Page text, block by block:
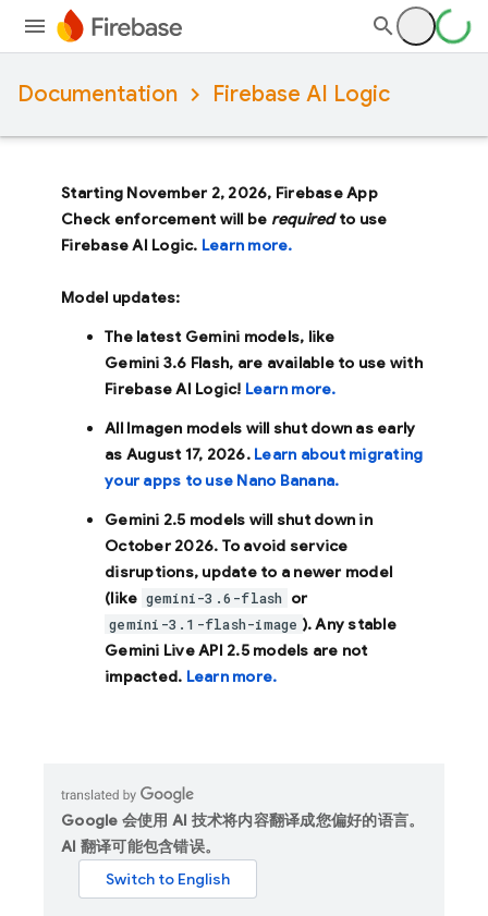
Documentation Firebase AI Logic
Starting November 2, 2026, Firebase App
Check enforcement will be requiredto use
Firebase AI Logic. Learn more.
Model updates:
The latest Gemini models, like
Gemini 3.6 Flash, are available to use with
Firebase AI Logic! Learn more.
All Imagen models will shut down as early
as August 17, 2026. Learn about migrating
your apps to use Nano Banana.
Gemini 2.5 models will shut down in
October 2026. To avoid service
disruptions, update to a newer model
(like gemini-3.6-flash or
gemini-3.1-flash-image ). Any stable
Gemini Live API 2.5 models are not
impacted. Learn more.
Google 会使用 AI 技术将内容翻译成您偏好的语言。
AI 翻译可能包含错误。